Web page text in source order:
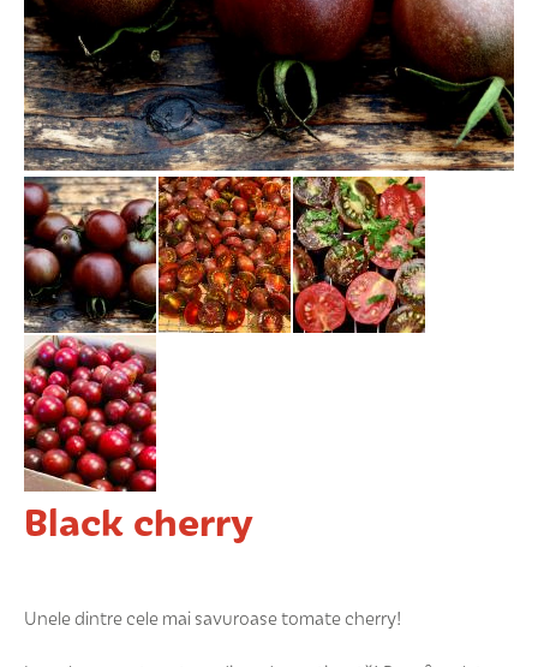
CONTUL MEU
WHISHLIST
Black cherry
Unele dintre cele mai savuroase tomate cherry!